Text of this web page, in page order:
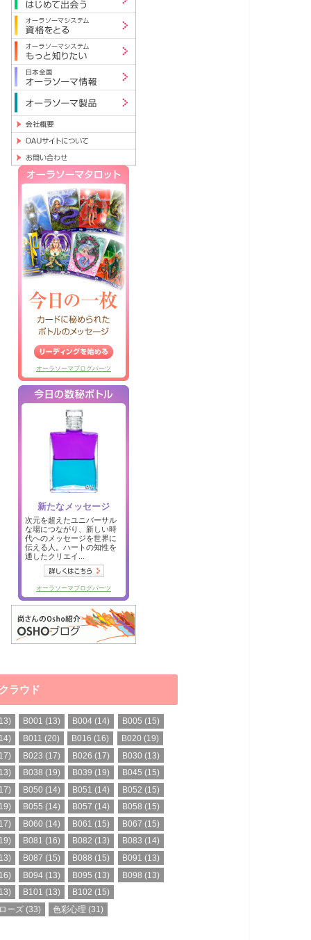
ラウド
B001 (13) B004 (14) B005 (15)
B011 (20) B016 (16) B020 (19)
B023 (17) B026 (17) B030 (13)
B038 (19) B039 (19) B045 (15)
B050 (14) B051 (14) B052 (15)
B055 (14) B057 (14) B058 (15)
B060 (14) B061 (15) B067 (15)
B081 (16) B082 (13) B083 (14)
B087 (15) B088 (15) B091 (13)
B094 (13) B095 (13) B098 (13)
B101 (13) B102 (15)
ーズ (33) 色彩心理 (31)